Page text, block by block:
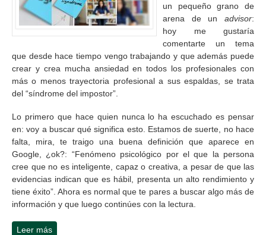
un pequeño grano de
arena de un advisor:
hoy me gustaría
comentarte un tema
que desde hace tiempo vengo trabajando y que además puede
crear y crea mucha ansiedad en todos los profesionales con
más o menos trayectoria profesional a sus espaldas, se trata
del “síndrome del impostor”.
Lo primero que hace quien nunca lo ha escuchado es pensar
en: voy a buscar qué significa esto. Estamos de suerte, no hace
falta, mira, te traigo una buena definición que aparece en
Google, ¿ok?: “Fenómeno psicológico por el que la persona
cree que no es inteligente, capaz o creativa, a pesar de que las
evidencias indican que es hábil, presenta un alto rendimiento y
tiene éxito”. Ahora es normal que te pares a buscar algo más de
información y que luego continúes con la lectura.
Leer más